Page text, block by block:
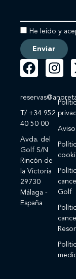
He leído y
Enviar
T/ +34 952
40 50 00
Avda. del
Golf S/N
Rincón de
la Victoria
29730
Málaga -
España
Aviso
Golf